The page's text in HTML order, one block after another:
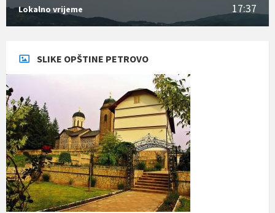
Lokalno vrijeme 17:37
SLIKE OPŠTINE PETROVO